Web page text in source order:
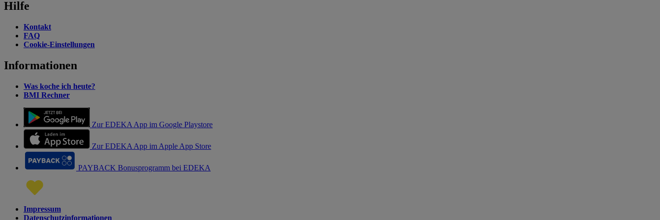
Hilfe
Kontakt
FAQ
Cookie-Einstellungen
Informationen
Was koche ich heute?
BMI Rechner
Zur EDEKA App im Google Playstore
Zur EDEKA App im Apple App Store
PAYBACK Bonusprogramm bei EDEKA
Impressum
Datenschutzinformationen